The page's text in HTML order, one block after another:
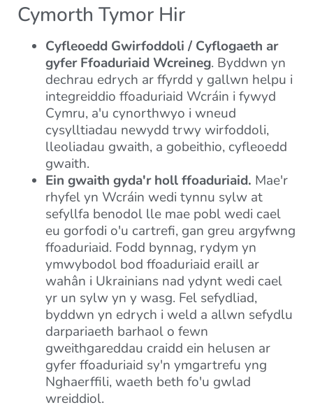
Cymorth Tymor Hir
Cyfleoedd Gwirfoddoli / Cyflogaeth ar
gyfer Ffoaduriaid Wcreineg. Byddwn yn
dechrau edrych ar ffyrdd y gallwn helpu i
integreiddio ffoaduriaid Wcráin i fywyd
Cymru, a'u cynorthwyo i wneud
cysylltiadau newydd trwy wirfoddoli,
lleoliadau gwaith, a gobeithio, cyfleoedd
gwaith.
Ein gwaith gyda'r holl ffoaduriaid. Mae'r
rhyfel yn Wcráin wedi tynnu sylw at
sefyllfa benodol lle mae pobl wedi cael
eu gorfodi o'u cartrefi, gan greu argyfwng
ffoaduriaid. Fodd bynnag, rydym yn
ymwybodol bod ffoaduriaid eraill ar
wahân i Ukrainians nad ydynt wedi cael
yr un sylw yn y wasg. Fel sefydliad,
byddwn yn edrych i weld a allwn sefydlu
darpariaeth barhaol o fewn
gweithgareddau craidd ein helusen ar
gyfer ffoaduriaid sy'n ymgartrefu yng
Nghaerffili, waeth beth fo'u gwlad
wreiddiol.